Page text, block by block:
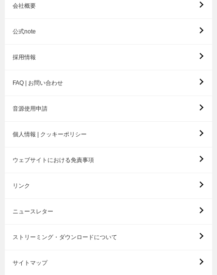
会社概要
公式note
採用情報
FAQ | お問い合わせ
音源使用申請
個人情報 | クッキーポリシー
ウェブサイトにおける免責事項
リンク
ニュースレター
ストリーミング・ダウンロードについて
サイトマップ